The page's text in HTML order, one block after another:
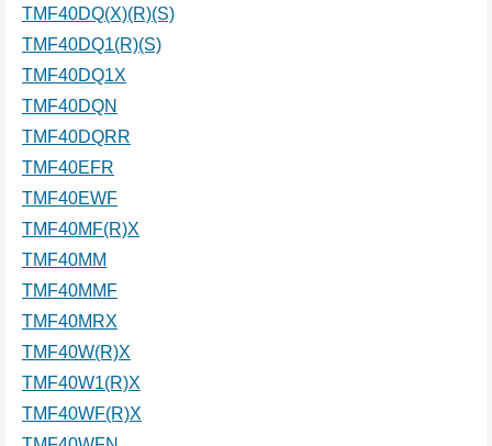
TMF40DQ(X)(R)(S)
TMF40DQ1(R)(S)
TMF40DQ1X
TMF40DQN
TMF40DQRR
TMF40EFR
TMF40EWF
TMF40MF(R)X
TMF40MM
TMF40MMF
TMF40MRX
TMF40W(R)X
TMF40W1(R)X
TMF40WF(R)X